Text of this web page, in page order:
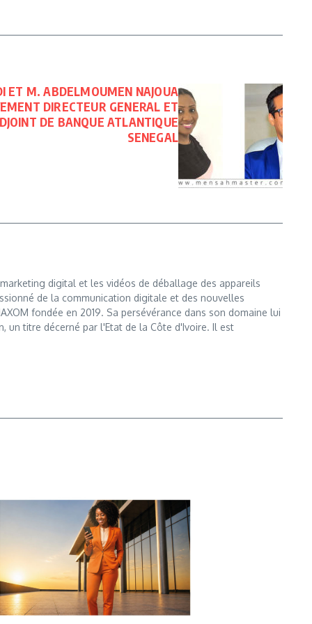
ET M. ABDELMOUMEN NAJOUA
DIRECTEUR GENERAL ET
DE BANQUE ATLANTIQUE
SENEGAL
digital et les vidéos de déballage des appareils
de la communication digitale et des nouvelles
fondée en 2019. Sa persévérance dans son domaine lui
un titre décerné par l'Etat de la Côte d'Ivoire. Il est